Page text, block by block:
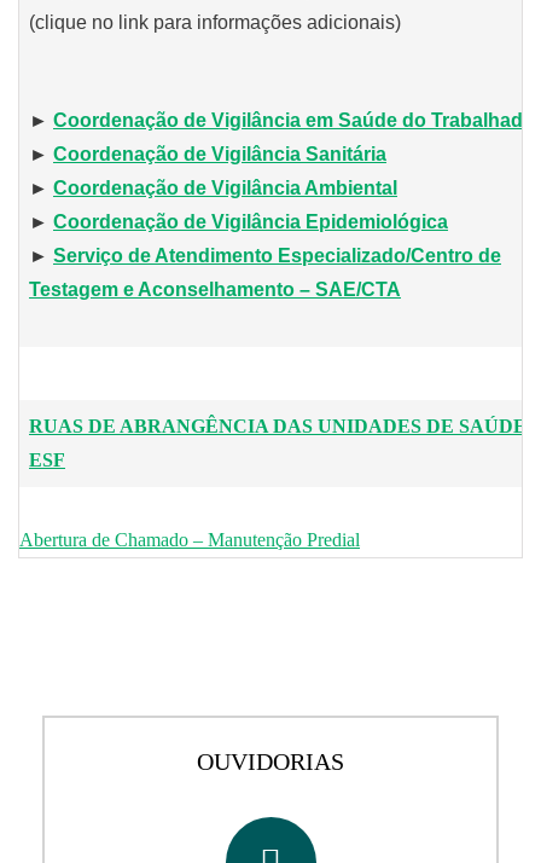
(clique no link para informações adicionais)
► Coordenação de Vigilância em Saúde do Trabalhador
► Coordenação de Vigilância Sanitária
► Coordenação de Vigilância Ambiental
► Coordenação de Vigilância Epidemiológica
► Serviço de Atendimento Especializado/Centro de
Testagem e Aconselhamento – SAE/CTA
RUAS DE ABRANGÊNCIA DAS UNIDADES DE SAÚDE –
ESF
Abertura de Chamado – Manutenção Predial
OUVIDORIAS